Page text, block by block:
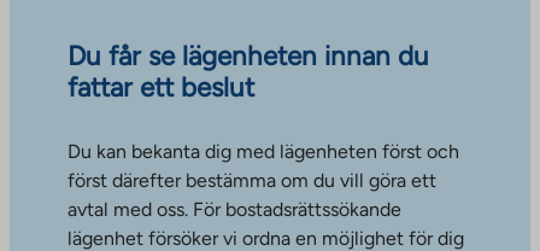
Du får se lägenheten innan du
fattar ett beslut
Du kan bekanta dig med lägenheten först och
först därefter bestämma om du vill göra ett
avtal med oss. För bostadsrättssökande
lägenhet försöker vi ordna en möjlighet för dig